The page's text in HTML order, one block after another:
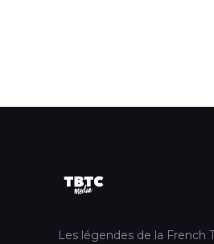
Les légendes de la French